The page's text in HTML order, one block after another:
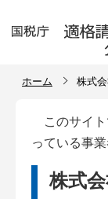
ホーム 株式
このサイ
っている事
株式